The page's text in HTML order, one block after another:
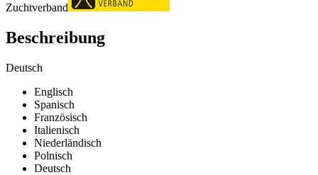
Zuchtverband
Beschreibung
Deutsch
Englisch
Spanisch
Französisch
Italienisch
Niederländisch
Polnisch
Deutsch